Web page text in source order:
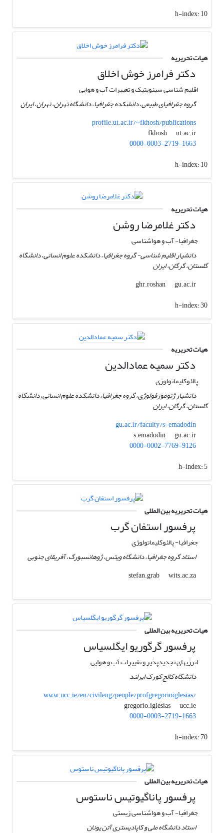
h-index:10
هیات تحریریه
دکتر فرامرز خوش اخلاق
اقلیم شناسی سینوپتیک و تغییرات آب و هوایی
گروه جغرافیای طبیعی، دانشکده جغرافیا، دانشگاه تهران، تهران، ایران
profile.ut.ac.ir/~fkhosh/publications
fkhosh
ut.ac.ir
0000-0003-2719-1663
h-index:10
هیات تحریریه
دکتر غلامرضا روشن
جغرافیا- آب و هواشناسی
دانشیار اقلیم شناسی- گروه جغرافیا، دانشکده علوم انسانی، دانشگاه
گلستان، گرگان، ایران
ghr.roshan
gu.ac.ir
h-index:30
هیات تحریریه
دکتر سمیه عمادالدین
پالئوکلیماتولوژی
دانشیار ژئومورفولوژی، گروه جغرافیا، دانشکده علوم انسانی، دانشگاه
گلستان، گرگان، ایران
gu.ac.ir/faculty/s-emadodin
s.emadodin
gu.ac.ir
0000-0002-7769-9126
h-index:5
هیات تحریریه بین المللی
پرفسور استفان گرب
جغرافیا- پالئوکلیماتولوژی
استاد گروه جغرافیا، دانشگاه ویتس، ژوهانسبورگ، آفریقای جنوبی
stefan.grab
wits.ac.za
هیات تحریریه بین المللی
پرفسور گرگوریو ایگلسیاس
انرژیهای تجدیدپذیر و تغییرات آب و هوایی
دانشگاه کالج کورک ایرلند
www.ucc.ie/en/civileng/people/profgregorioiglesias/
gregorio.iglesias
ucc.ie
0000-0003-2719-1663
h-index:70
هیات تحریریه بین المللی
پرفسور پاناگیوتیس ناستوس
جغرافیا- آب و هواشناسی زیستی
استاد دانشگاه ملی و کاپادیستری آتن یونان